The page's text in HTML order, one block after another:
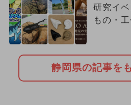
研究イ
もの・
静岡県の記事を